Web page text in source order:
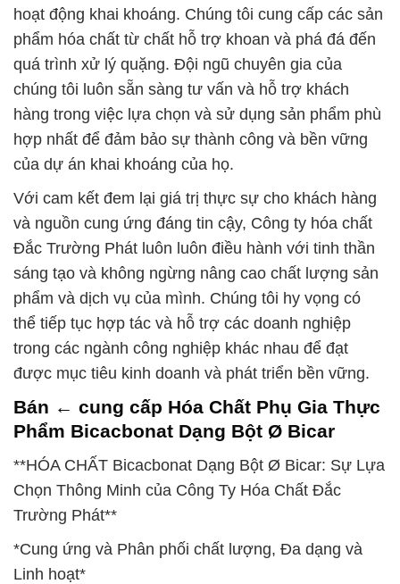
hoạt động khai khoáng. Chúng tôi cung cấp các sản
phẩm hóa chất từ chất hỗ trợ khoan và phá đá đến
quá trình xử lý quặng. Đội ngũ chuyên gia của
chúng tôi luôn sẵn sàng tư vấn và hỗ trợ khách
hàng trong việc lựa chọn và sử dụng sản phẩm phù
hợp nhất để đảm bảo sự thành công và bền vững
của dự án khai khoáng của họ.
Với cam kết đem lại giá trị thực sự cho khách hàng
và nguồn cung ứng đáng tin cậy, Công ty hóa chất
Đắc Trường Phát luôn luôn điều hành với tinh thần
sáng tạo và không ngừng nâng cao chất lượng sản
phẩm và dịch vụ của mình. Chúng tôi hy vọng có
thể tiếp tục hợp tác và hỗ trợ các doanh nghiệp
trong các ngành công nghiệp khác nhau để đạt
được mục tiêu kinh doanh và phát triển bền vững.
Bán ← cung cấp Hóa Chất Phụ Gia Thực
Phẩm Bicacbonat Dạng Bột Ø Bicar
**HÓA CHẤT Bicacbonat Dạng Bột Ø Bicar: Sự Lựa
Chọn Thông Minh của Công Ty Hóa Chất Đắc
Trường Phát**
*Cung ứng và Phân phối chất lượng, Đa dạng và
Linh hoạt*